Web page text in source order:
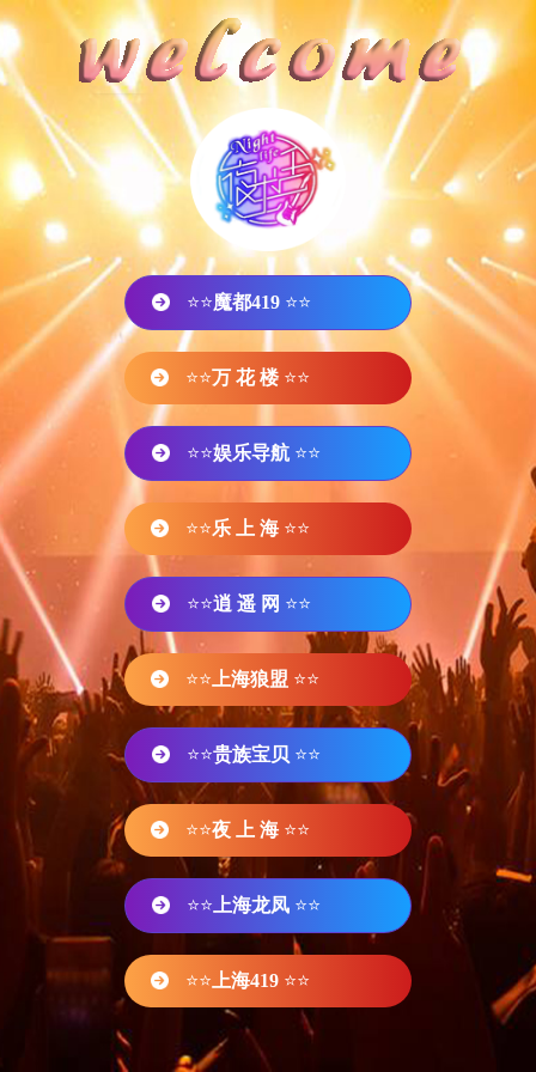
⭐⭐魔都419 ⭐⭐
⭐⭐万 花 楼 ⭐⭐
⭐⭐娱乐导航 ⭐⭐
⭐⭐乐 上 海 ⭐⭐
⭐⭐逍 遥 网 ⭐⭐
⭐⭐ 上海狼盟 ⭐⭐
⭐⭐贵族宝贝 ⭐⭐
⭐⭐夜 上 海 ⭐⭐
⭐⭐ 上海龙凤 ⭐⭐
⭐⭐ 上海419 ⭐⭐